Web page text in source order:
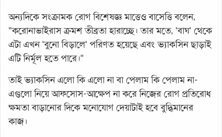
অন্যদিকে সংক্রামক রোগ বিশেষজ্ঞ মাত্তেও বাসেত্তি বলেন,
"করোনাভাইরাস ক্রমশ তীব্রতা হারাচ্ছে। তার মতে, 'বাঘ' থেকে
এটা এখন 'বুনো বিড়ালে' পরিণত হয়েছে এবং ভ্যাকসিন ছাড়াই
এটি নির্মূল হতে পারে।"
তাই ভ্যাকসিন এলো কি এলো না বা পেলাম কি পেলাম না-
এগুলো নিয়ে আফসোস-আক্ষেপ না করে নিজের রোগ প্রতিরোধ
ক্ষমতা বাড়ানোর দিকে মনোযোগ দেয়াটাই হবে বুদ্ধিমানের
কাজ।